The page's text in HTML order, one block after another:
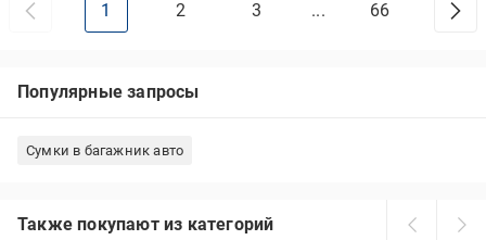
1 2 3 ... 66
Популярные запросы
Сумки в багажник авто
Также покупают из категорий